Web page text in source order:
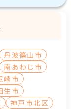
丹波篠山市
南あわじ市
崎市
生市
神戸市北区